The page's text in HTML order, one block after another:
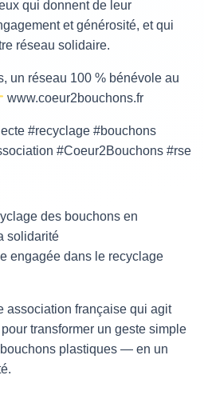
qui donnent de leur
et générosité, et qui
réseau solidaire.
un réseau 100 % bénévole au
www.coeur2bouchons.fr
#recyclage #bouchons
#Coeur2Bouchons #rse
des bouchons en
solidarité
engagée dans le recyclage
association française qui agit
transformer un geste simple
plastiques — en un